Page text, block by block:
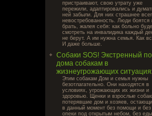
пристраивают, свою утрату уже
пережили, адаптировались и
ней забыли. Для них страшнее
невостребованность. Люди боятся
брать, жалея себя: как больно
смотреть на инвалидика каждый
не берут. А им нужна семья. Как
И даже больше.
Собаки SOS! Экстренный
дома собакам в
жизнеугрожающих
Этим собакам Дом и семья нужны
безотлагательно. Они находятся в
условиях, угрожающих их жизни и
здоровью. Щенки и взрослые
потерявшие дом и хозяев,
в данный момент без помощи и без
опеки под открытым небом, без